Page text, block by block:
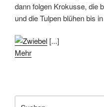
dann folgen Krokusse, die
und die Tulpen blühen bis
[...]
Mehr